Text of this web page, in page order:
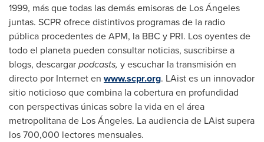
1999, más que todas las demás emisoras de Los Ángeles
juntas. SCPR ofrece distintivos programas de la radio
pública procedentes de APM, la BBC y PRI. Los oyentes de
todo el planeta pueden consultar noticias, suscribirse a
blogs, descargarpodcasts, y escuchar la transmisión en
directo por Internet en www.scpr.org. LAist es un innovador
sitio noticioso que combina la cobertura en profundidad
con perspectivas únicas sobre la vida en el área
metropolitana de Los Ángeles. La audiencia de LAist supera
los 700,000 lectores mensuales.